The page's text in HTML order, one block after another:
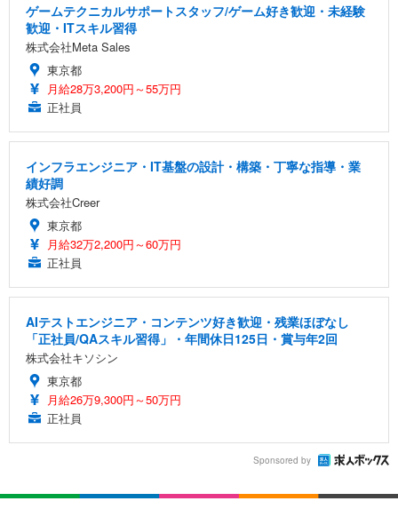
ゲームテクニカルサポートスタッフ/ゲーム好き歓迎・未経験
歓迎・ITスキル習得
株式会社Meta Sales
東京都
月給28万3,200円～55万円
正社員
インフラエンジニア・IT基盤の設計・構築・丁寧な指導・業
績好調
株式会社Creer
東京都
月給32万2,200円～60万円
正社員
AIテストエンジニア・コンテンツ好き歓迎・残業ほぼなし
「正社員/QAスキル習得」・年間休日125日・賞与年2回
株式会社キソシン
東京都
月給26万9,300円～50万円
正社員
Sponsored by